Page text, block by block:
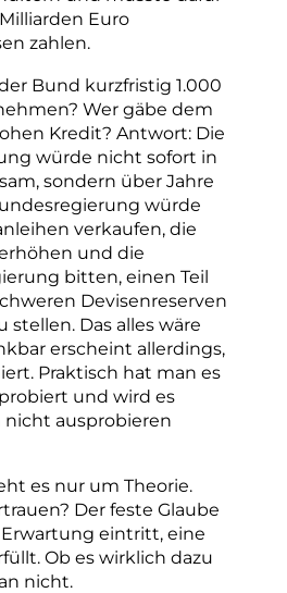
Euro
zahlen.
Bund kurzfristig 1.000
Wer gäbe dem
Kredit? Antwort: Die
würde nicht sofort in
sondern über Jahre
würde
verkaufen, die
und die
bitten, einen Teil
Devisenreserven
stellen. Das alles wäre
erscheint allerdings,
Praktisch hat man es
und wird es
ausprobieren
es nur um Theorie.
Der feste Glaube
Erwartung eintritt, eine
Ob es wirklich dazu
nicht.